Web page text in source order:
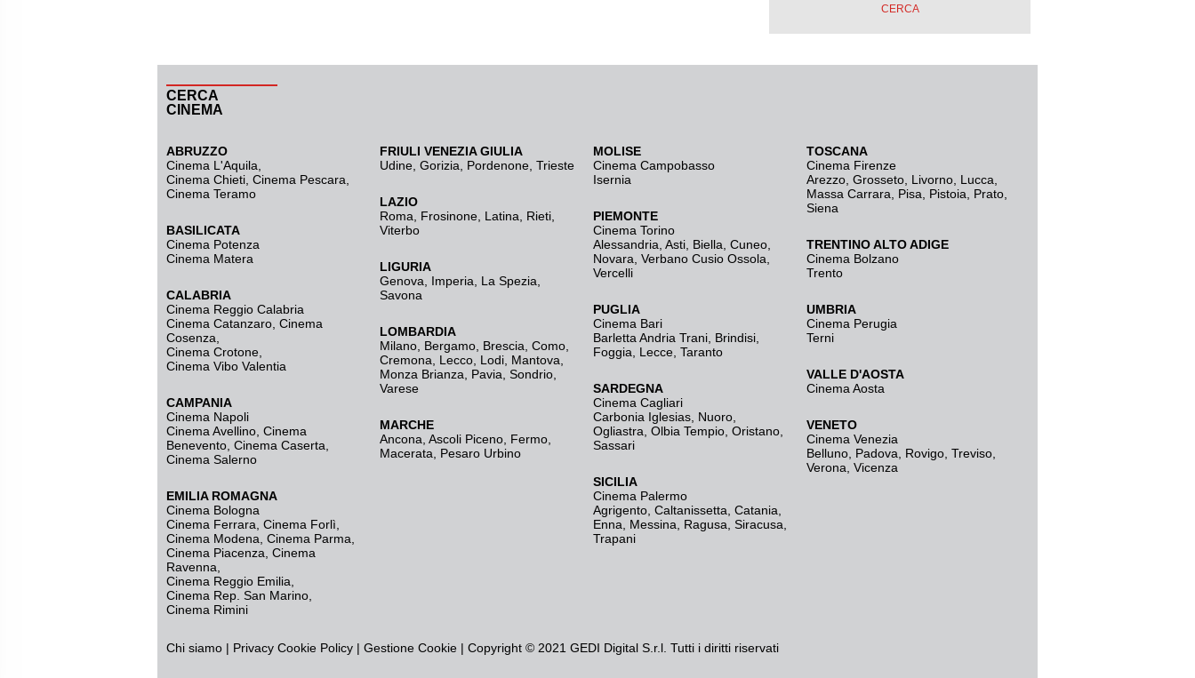
CERCA
CINEMA
ABRUZZO
Cinema L'Aquila
Cinema Chieti, Cinema Pescara,
Cinema Teramo
BASILICATA
Cinema Potenza
Cinema Matera
CALABRIA
Cinema Reggio Calabria
Cinema Catanzaro Cinema
Cosenza
Cinema Crotone
Cinema Vibo Valentia
CAMPANIA
Cinema Napoli
Cinema Avellino Cinema
Benevento Cinema Caserta
Cinema Salerno
EMILIA ROMAGNA
Cinema Bologna
Cinema Ferrara Cinema Forlì
Cinema Modena Cinema Parma
Cinema Piacenza Cinema
Ravenna
Cinema Reggio Emilia
Cinema Rep. San Marino
Cinema Rimini
FRIULI VENEZIA GIULIA
Udine Gorizia Pordenone Trieste
LAZIO
Roma
Frosinone Latina Rieti
Viterbo
LIGURIA
Genova
Imperia La Spezia
Savona
LOMBARDIA
Milano Bergamo Brescia, Como
Cremona
Lecco Lodi Mantova
Monza Brianza
Pavia Sondrio
Varese
MARCHE
Ancona Ascoli Piceno Fermo
Macerata
Pesaro Urbino
MOLISE
Cinema Campobasso
Isernia
PIEMONTE
Cinema Torino
Alessandria Asti Biella Cuneo
Novara Verbano Cusio Ossola
Vercelli
PUGLIA
Cinema Bari
Barletta Andria Trani Brindisi
Foggia
Lecce Taranto
SARDEGNA
Cinema Cagliari
Carbonia Iglesias Nuoro
Ogliastra Olbia Tempio Oristano
Sassari
SICILIA
Cinema Palermo
Agrigento Caltanissetta Catania
Enna
Messina Ragusa Siracusa
Trapani
TOSCANA
Cinema Firenze
Arezzo Grosseto Livorno Lucca
Massa Carrara
Pisa Pistoia Prato
Siena
TRENTINO ALTO ADIGE
Cinema Bolzano
Trento
UMBRIA
Cinema Perugia
Terni
VALLE D'AOSTA
Cinema Aosta
VENETO
Cinema Venezia
Belluno Padova Rovigo Treviso
Verona Vicenza
Chi siamo | Privacy Cookie Policy | Gestione Cookie | Copyright © 2021 GEDI Digital S.r.l. Tutti i diritti riservati